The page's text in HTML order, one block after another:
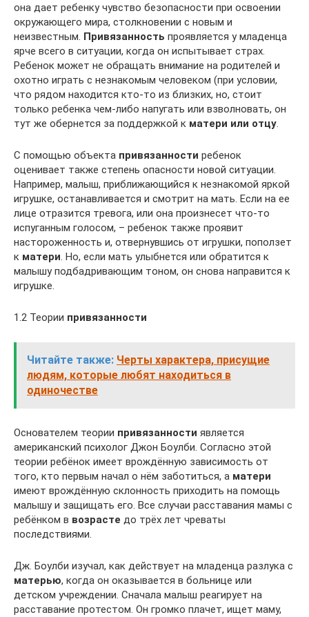
она дает ребенку чувство безопасности при освоении
окружающего мира, столкновении с новым и
неизвестным. Привязанность проявляется у младенца
ярче всего в ситуации, когда он испытывает страх.
Ребенок может не обращать внимание на родителей и
охотно играть с незнакомым человеком (при условии,
что рядом находится кто-то из близких, но, стоит
только ребенка чем-либо напугать или взволновать, он
тут же обернется за поддержкой к матери или отцу.
С помощью объекта привязанности ребенок
оценивает также степень опасности новой ситуации.
Например, малыш, приближающийся к незнакомой яркой
игрушке, останавливается и смотрит на мать. Если на ее
лице отразится тревога, или она произнесет что-то
испуганным голосом, – ребенок также проявит
настороженность и, отвернувшись от игрушки, поползет
к матери. Но, если мать улыбнется или обратится к
малышу подбадривающим тоном, он снова направится к
игрушке.
1.2 Теории привязанности
Читайте также: Черты характера, присущие
людям, которые любят находиться в
одиночестве
Основателем теории привязанности является
американский психолог Джон Боулби. Согласно этой
теории ребёнок имеет врождённую зависимость от
того, кто первым начал о нём заботиться, а матери
имеют врождённую склонность приходить на помощь
малышу и защищать его. Все случаи расставания мамы с
ребёнком в возрасте до трёх лет чреваты
последствиями.
Дж. Боулби изучал, как действует на младенца разлука с
матерью, когда он оказывается в больнице или
детском учреждении. Сначала малыш реагирует на
расставание протестом. Он громко плачет, ищет маму,